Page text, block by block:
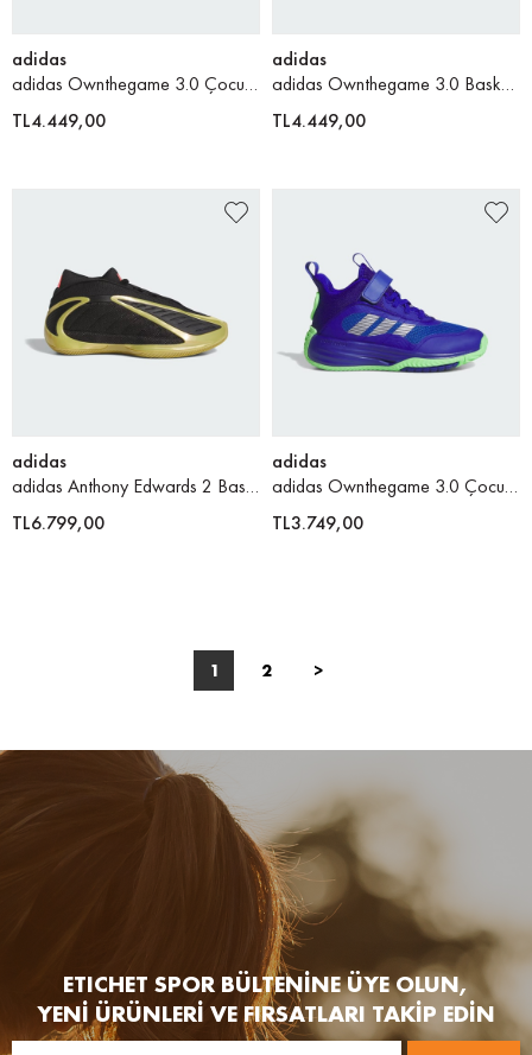
adidas
adidas Ownthegame 3.0 Çocuk Basketbol Ayakkabısı
TL4.449,00
adidas
adidas Ownthegame 3.0 Basketbol Ayakkabısı
TL4.449,00
adidas
adidas Anthony Edwards 2 Basketbol Ayakkabısı
TL6.799,00
adidas
adidas Ownthegame 3.0 Çocuk Basketbol Ayakkabısı
TL3.749,00
1 2 >
ETICHET SPOR BÜLTENİNE ÜYE OLUN,
YENİ ÜRÜNLERİ VE FIRSATLARI TAKİP EDİN